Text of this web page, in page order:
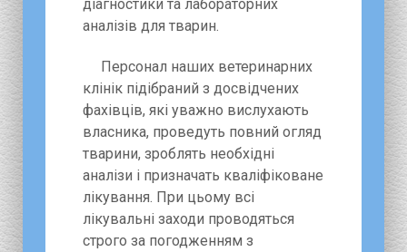
діагностики та лабораторних
аналізів для тварин.
Персонал наших ветеринарних
клінік підібраний з досвідчених
фахівців, які уважно вислухають
власника, проведуть повний огляд
тварини, зроблять необхідні
аналізи і призначать кваліфіковане
лікування. При цьому всі
лікувальні заходи проводяться
строго за погодженням з